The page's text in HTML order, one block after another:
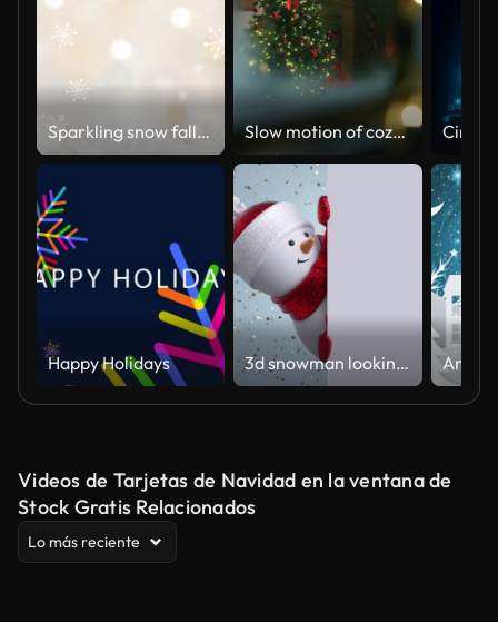
Sparkling snow falling. Beautiful gold Christmas Slow motion of cozy living room with fireplace, lights and decorated Christmas tree viewed from snowy window.
Happy Holidays 3d snowman looking out the corner, holding blank banner, blinking and smiling. Gold confetti falling. Happy New Year. Merry Christmas animated greeting card. Winter holiday background. 1920x1080 hd
Videos de Tarjetas de Navidad en la ventana de
Stock Gratis Relacionados
Lo más reciente